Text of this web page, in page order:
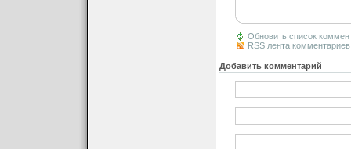
Обновить список
RSS лента
Добавить комментарий